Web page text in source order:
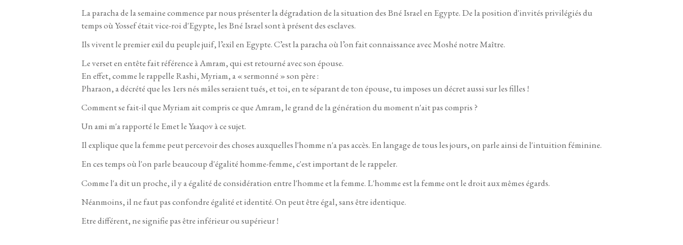
La paracha de la semaine commence par nous présenter la dégradation de la situation des Bné Israel en Egypte. De la position d'invités privilégiés du
temps où Yossef était vice-roi d'Egypte, les Bné Israel sont à présent des esclaves.
Ils vivent le premier exil du peuple juif, l’exil en Egypte. C’est la paracha où l’on fait connaissance avec Moshé notre Maître.
Le verset en entête fait référence à Amram, qui est retourné avec son épouse.
En effet, comme le rappelle Rashi, Myriam, a « sermonné » son père :
Pharaon, a décrété que les 1ers nés mâles seraient tués, et toi, en te séparant de ton épouse, tu imposes un décret aussi sur les filles !
Comment se fait-il que Myriam ait compris ce que Amram, le grand de la génération du moment n'ait pas compris ?
Un ami m'a rapporté le Emet le Yaaqov à ce sujet.
Il explique que la femme peut percevoir des choses auxquelles l'homme n'a pas accès. En langage de tous les jours, on parle ainsi de l'intuition féminine.
En ces temps où l'on parle beaucoup d'égalité homme-femme, c'est important de le rappeler.
Comme l'a dit un proche, il y a égalité de considération entre l'homme et la femme. L'homme est la femme ont le droit aux mêmes égards.
Néanmoins, il ne faut pas confondre égalité et identité. On peut être égal, sans être identique.
Etre différent, ne signifie pas être inférieur ou supérieur !